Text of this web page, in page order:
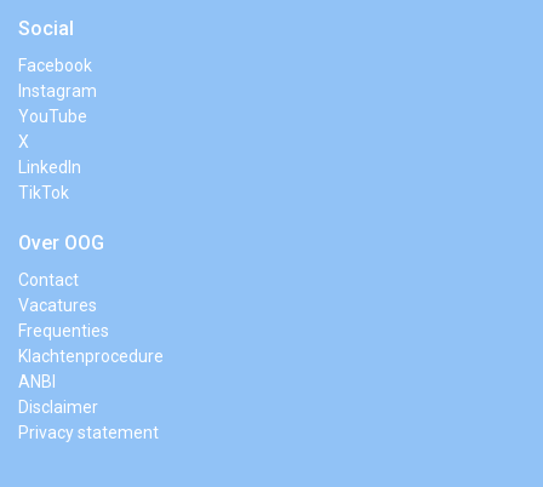
Social
Facebook
Instagram
YouTube
X
LinkedIn
TikTok
Over OOG
Contact
Vacatures
Frequenties
Klachtenprocedure
ANBI
Disclaimer
Privacy statement